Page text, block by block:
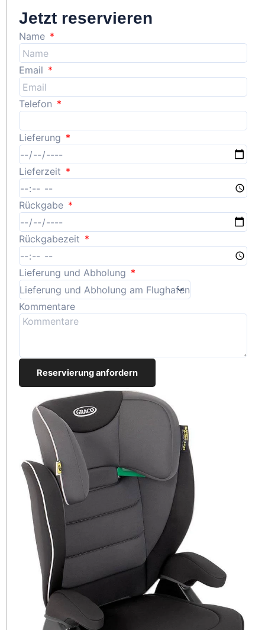
Jetzt reservieren
Name
Email
Telefon
Lieferung
Lieferzeit
Rückgabe
Rückgabezeit
Lieferung und Abholung
Kommentare
Reservierung anfordern